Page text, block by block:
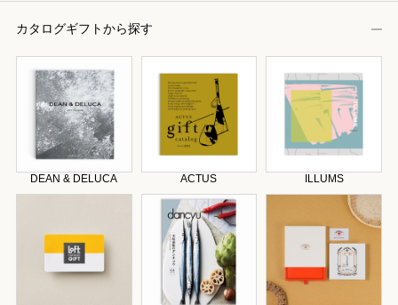
カタログギフトから探す
DEAN & DELUCA ACTUS ILLUMS